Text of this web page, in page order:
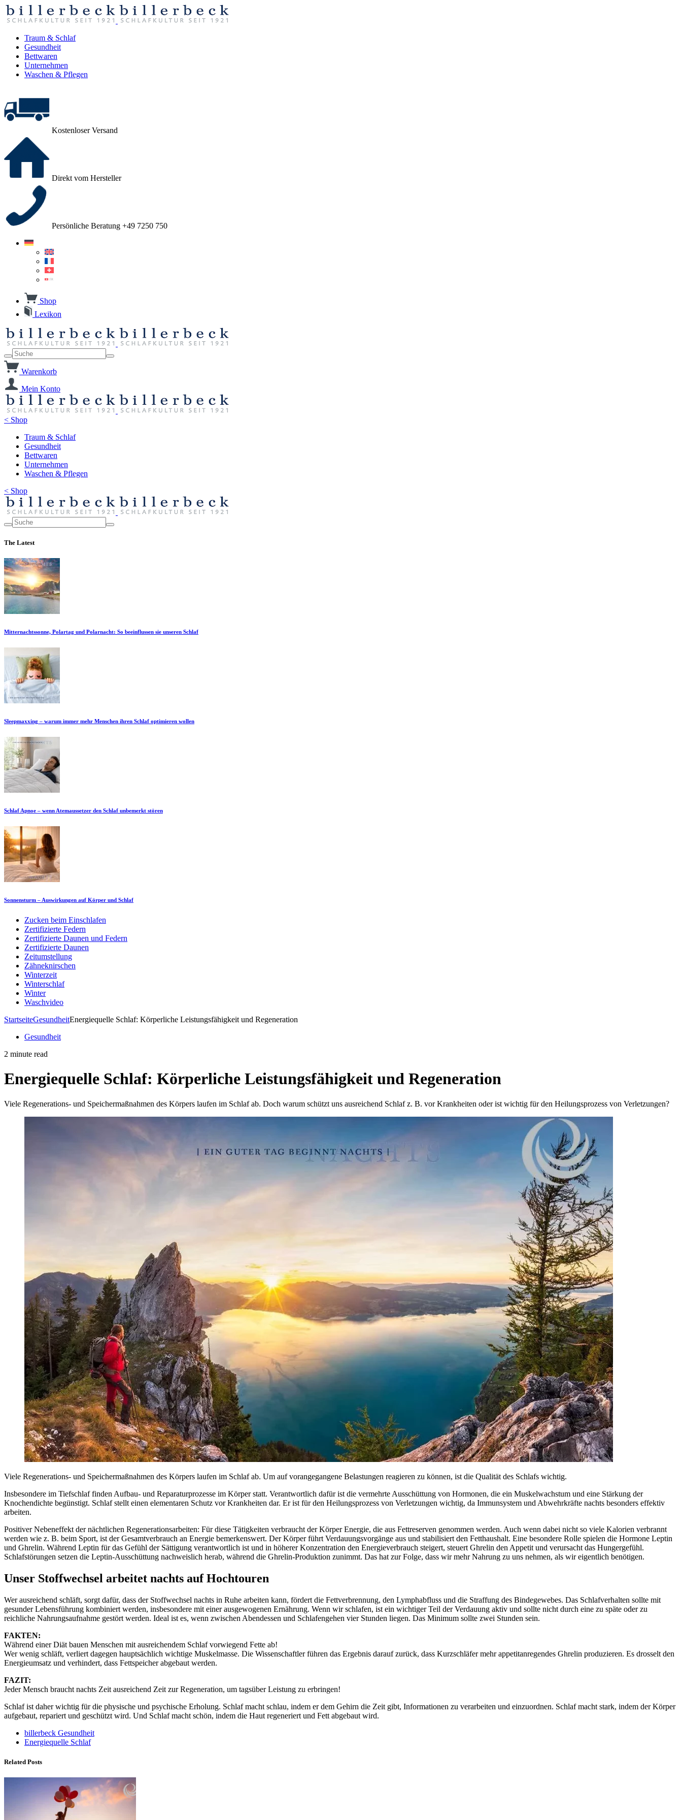
Traum & Schlaf
Gesundheit
Bettwaren
Unternehmen
Waschen & Pflegen
Kostenloser Versand
Direkt vom Hersteller
Persönliche Beratung +49 7250 750
Shop
Lexikon
Warenkorb
Mein Konto
< Shop
Traum & Schlaf
Gesundheit
Bettwaren
Unternehmen
Waschen & Pflegen
< Shop
The Latest
Mitternachtssonne, Polartag und Polarnacht: So beeinflussen sie unseren Schlaf
Sleepmaxxing – warum immer mehr Menschen ihren Schlaf optimieren wollen
Schlaf Apnoe – wenn Atemaussetzer den Schlaf unbemerkt stören
Sonnensturm – Auswirkungen auf Körper und Schlaf
Zucken beim Einschlafen
Zertifizierte Federn
Zertifizierte Daunen und Federn
Zertifizierte Daunen
Zeitumstellung
Zähneknirschen
Winterzeit
Winterschlaf
Winter
Waschvideo
StartseiteGesundheitEnergiequelle Schlaf: Körperliche Leistungsfähigkeit und Regeneration
Gesundheit
2 minute read
Energiequelle Schlaf: Körperliche Leistungsfähigkeit und Regeneration
Viele Regenerations- und Speichermaßnahmen des Körpers laufen im Schlaf ab. Doch warum schützt uns ausreichend Schlaf z. B. vor Krankheiten oder ist wichtig für den Heilungsprozess von Verletzungen?
Viele Regenerations- und Speichermaßnahmen des Körpers laufen im Schlaf ab. Um auf vorangegangene Belastungen reagieren zu können, ist die Qualität des Schlafs wichtig.
Insbesondere im Tiefschlaf finden Aufbau- und Reparaturprozesse im Körper statt. Verantwortlich dafür ist die vermehrte Ausschüttung von Hormonen, die ein Muskelwachstum und eine Stärkung der
Knochendichte begünstigt. Schlaf stellt einen elementaren Schutz vor Krankheiten dar. Er ist für den Heilungsprozess von Verletzungen wichtig, da Immunsystem und Abwehrkräfte nachts besonders effektiv
arbeiten.
Positiver Nebeneffekt der nächtlichen Regenerationsarbeiten: Für diese Tätigkeiten verbraucht der Körper Energie, die aus Fettreserven genommen werden. Auch wenn dabei nicht so viele Kalorien verbrannt
werden wie z. B. beim Sport, ist der Gesamtverbrauch an Energie bemerkenswert. Der Körper führt Verdauungsvorgänge aus und stabilisiert den Fetthaushalt. Eine besondere Rolle spielen die Hormone Leptin
und Ghrelin. Während Leptin für das Gefühl der Sättigung verantwortlich ist und in höherer Konzentration den Energieverbrauch steigert, steuert Ghrelin den Appetit und verursacht das Hungergefühl.
Schlafstörungen setzen die Leptin-Ausschüttung nachweislich herab, während die Ghrelin-Produktion zunimmt. Das hat zur Folge, dass wir mehr Nahrung zu uns nehmen, als wir eigentlich benötigen.
Unser Stoffwechsel arbeitet nachts auf Hochtouren
Wer ausreichend schläft, sorgt dafür, dass der Stoffwechsel nachts in Ruhe arbeiten kann, fördert die Fettverbrennung, den Lymphabfluss und die Straffung des Bindegewebes. Das Schlafverhalten sollte mit
gesunder Lebensführung kombiniert werden, insbesondere mit einer ausgewogenen Ernährung. Wenn wir schlafen, ist ein wichtiger Teil der Verdauung aktiv und sollte nicht durch eine zu späte oder zu
reichliche Nahrungsaufnahme gestört werden. Ideal ist es, wenn zwischen Abendessen und Schlafengehen vier Stunden liegen. Das Minimum sollte zwei Stunden sein.
FAKTEN:
Während einer Diät bauen Menschen mit ausreichendem Schlaf vorwiegend Fette ab!
Wer wenig schläft, verliert dagegen hauptsächlich wichtige Muskelmasse. Die Wissenschaftler führen das Ergebnis darauf zurück, dass Kurzschläfer mehr appetitanregendes Ghrelin produzieren. Es drosselt den
Energieumsatz und verhindert, dass Fettspeicher abgebaut werden.
FAZIT:
Jeder Mensch braucht nachts Zeit ausreichend Zeit zur Regeneration, um tagsüber Leistung zu erbringen!
Schlaf ist daher wichtig für die physische und psychische Erholung. Schlaf macht schlau, indem er dem Gehirn die Zeit gibt, Informationen zu verarbeiten und einzuordnen. Schlaf macht stark, indem der Körper
aufgebaut, repariert und geschützt wird. Und Schlaf macht schön, indem die Haut regeneriert und Fett abgebaut wird.
billerbeck Gesundheit
Energiequelle Schlaf
Related Posts